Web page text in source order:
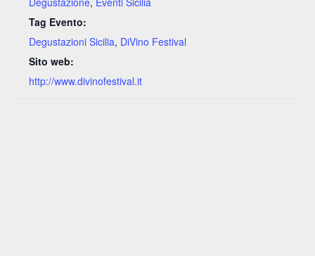
Tag Evento:
Degustazioni Sicilia, DiVino Festival
Sito web:
http://www.divinofestival.it